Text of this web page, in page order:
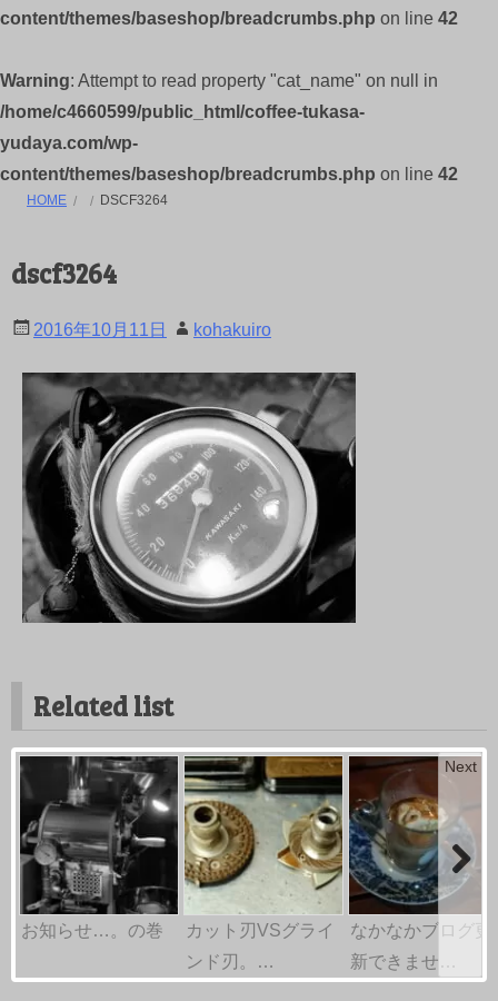
content/themes/baseshop/breadcrumbs.php on line 42
Warning: Attempt to read property "cat_name" on null in
/home/c4660599/public_html/coffee-tukasa-
yudaya.com/wp-
content/themes/baseshop/breadcrumbs.php on line 42
HOME DSCF3264
dscf3264
2016年10月11日 kohakuiro
Related list
お知らせ…。の巻
カット刃VSグライ
ンド刃。…
なかなかブログ更
新できませ…
Next